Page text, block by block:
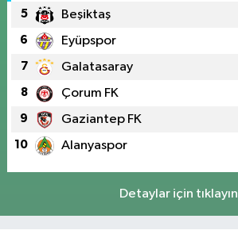
5 Beşiktaş
6 Eyüpspor
7 Galatasaray
8 Çorum FK
9 Gaziantep FK
10 Alanyaspor
Detaylar için tıklayın